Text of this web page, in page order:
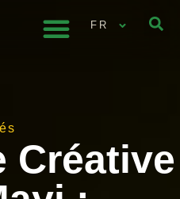
FR
Créative